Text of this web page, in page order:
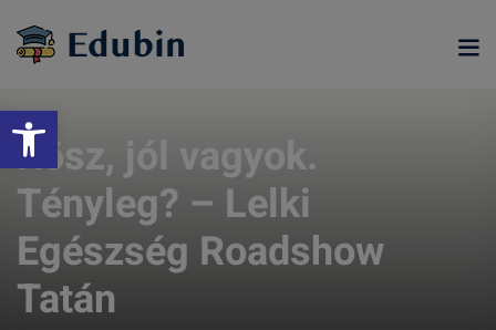
Eszköztár megnyitása
content
Kösz, jól vagyok.
Tényleg? – Lelki
Egészség Roadshow
Tatán